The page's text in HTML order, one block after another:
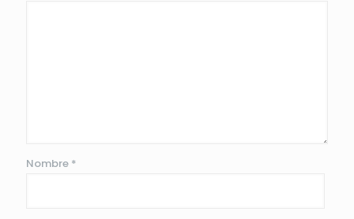
Nombre *